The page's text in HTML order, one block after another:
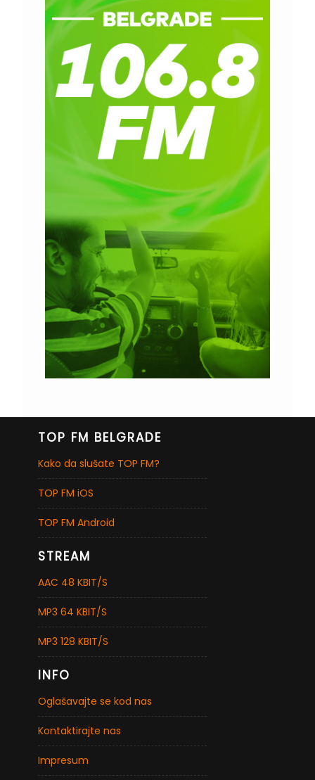
TOP FM BELGRADE
Kako da slušate TOP FM?
TOP FM iOS
TOP FM Android
STREAM
AAC 48 KBIT/S
MP3 64 KBIT/S
MP3 128 KBIT/S
INFO
Oglašavajte se kod nas
Kontaktirajte nas
Impresum